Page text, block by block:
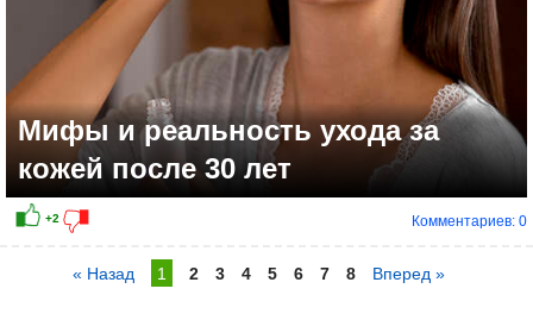
Мифы и реальность ухода за
кожей после 30 лет
Комментариев: 0
« Назад 1 2 3 4 5 6 7 8 Вперед »